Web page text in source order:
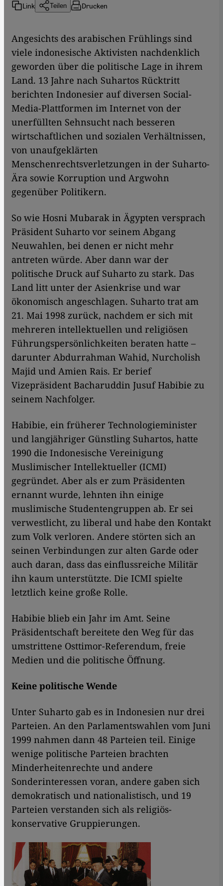
Link Teilen Drucken
Angesichts des arabischen Frühlings sind
viele indonesische Aktivisten nachdenklich
geworden über die politische Lage in ihrem
Land. 13 Jahre nach Suhartos Rücktritt
berichten Indonesier auf diversen Social-
Media-Plattformen im Internet von der
unerfüllten Sehnsucht nach besseren
wirtschaftlichen und sozialen Verhältnissen,
von unaufgeklärten
Menschenrechtsverletzungen in der Suharto-
Ära sowie Korruption und Argwohn
gegenüber Politikern.
So wie Hosni Mubarak in Ägypten versprach
Präsident Suharto vor seinem Abgang
Neuwahlen, bei denen er nicht mehr
antreten würde. Aber dann war der
politische Druck auf Suharto zu stark. Das
Land litt unter der Asienkrise und war
ökonomisch angeschlagen. Suharto trat am
21. Mai 1998 zurück, nachdem er sich mit
mehreren intellektuellen und religiösen
Führungspersönlichkeiten beraten hatte –
darunter Abdurrahman Wahid, Nurcholish
Majid und Amien Rais. Er berief
Vizepräsident Bacharuddin Jusuf Habibie zu
seinem Nachfolger.
Habibie, ein früherer Technologieminister
und langjähriger Günstling Suhartos, hatte
1990 die Indonesische Vereinigung
Muslimischer Intellektueller (ICMI)
gegründet. Aber als er zum Präsidenten
ernannt wurde, lehnten ihn einige
muslimische Studentengruppen ab. Er sei
verwestlicht, zu liberal und habe den Kontakt
zum Volk verloren. Andere störten sich an
seinen Verbindungen zur alten Garde oder
auch daran, dass das einflussreiche Militär
ihn kaum unterstützte. Die ICMI spielte
letztlich keine große Rolle.
Habibie blieb ein Jahr im Amt. Seine
Präsidentschaft bereitete den Weg für das
umstrittene Osttimor-Referendum, freie
Medien und die politische Öffnung.
Keine politische Wende
Unter Suharto gab es in Indonesien nur drei
Parteien. An den Parlamentswahlen vom Juni
1999 nahmen dann 48 Parteien teil. Einige
wenige politische Parteien brachten
Minderheitenrechte und andere
Sonderinteressen voran, andere gaben sich
demokratisch und nationalistisch, und 19
Parteien verstanden sich als religiös-
konservative Gruppierungen.